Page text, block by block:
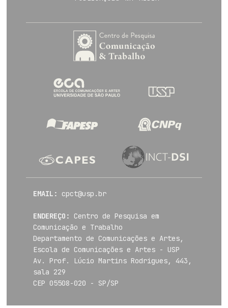
EMAIL: cpct@usp.br
ENDEREÇO:
Centro de Pesquisa em
Comunicação e Trabalho
Departamento de Comunicações e Artes,
Escola de Comunicações e Artes - USP
Av. Prof. Lúcio Martins Rodrigues, 443,
sala 229
CEP 05508-020 - SP/SP